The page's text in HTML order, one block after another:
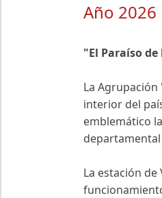
Año 2026
"El Paraíso
La
interior del
emblemático
departamental
La estación